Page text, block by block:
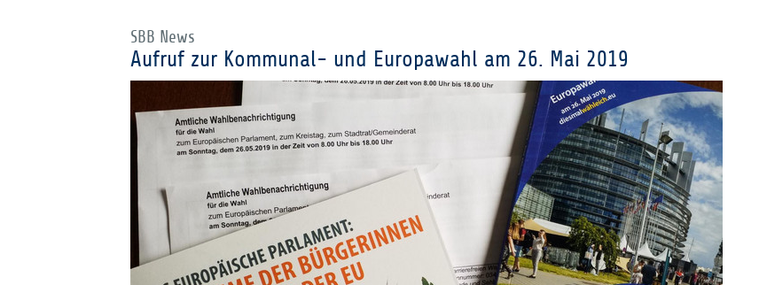
SBB News
Aufruf zur Kommunal- und Europawahl am 26. Mai 2019